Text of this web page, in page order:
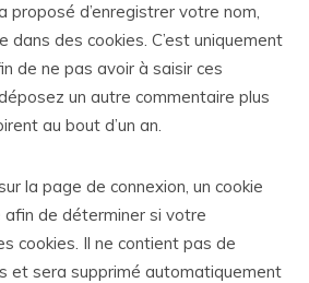
proposé d’enregistrer votre nom,
des cookies. C’est uniquement
de ne pas avoir à saisir ces
un autre commentaire plus
au bout d’un an.
la page de connexion, un cookie
de déterminer si votre
cookies. Il ne contient pas de
et sera supprimé automatiquement